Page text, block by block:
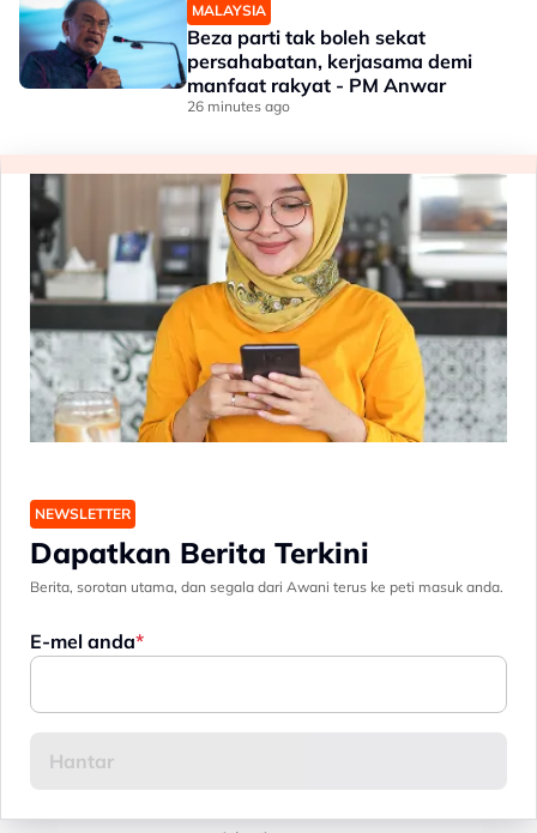
MALAYSIA
Beza parti tak boleh sekat
persahabatan, kerjasama demi
manfaat rakyat - PM Anwar
26 minutes ago
NEWSLETTER
Dapatkan Berita Terkini
Berita, sorotan utama, dan segala dari Awani terus ke peti masuk anda.
E-mel anda